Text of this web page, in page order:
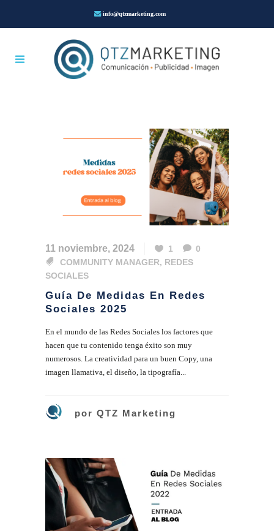
info@qtzmarketing.com
11 noviembre, 2024 1
0
COMMUNITY MANAGER, REDES
SOCIALES
Guía De Medidas En Redes
Sociales 2025
En el mundo de las Redes Sociales los factores que
hacen que tu contenido tenga éxito son muy
numerosos. La creatividad para un buen Copy, una
imagen llamativa, el diseño, la tipografía...
por QTZ Marketing